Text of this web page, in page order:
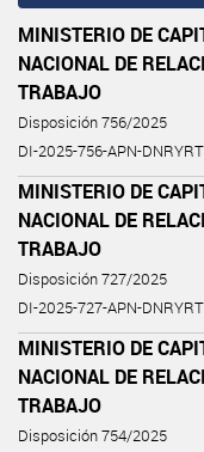
MINISTERIO DE
NACIONAL DE
TRABAJO
Disposición 756/2025
DI-2025-756-APN-
MINISTERIO DE
NACIONAL DE
TRABAJO
Disposición 727/2025
DI-2025-727-APN-
MINISTERIO DE
NACIONAL DE
TRABAJO
Disposición 754/2025